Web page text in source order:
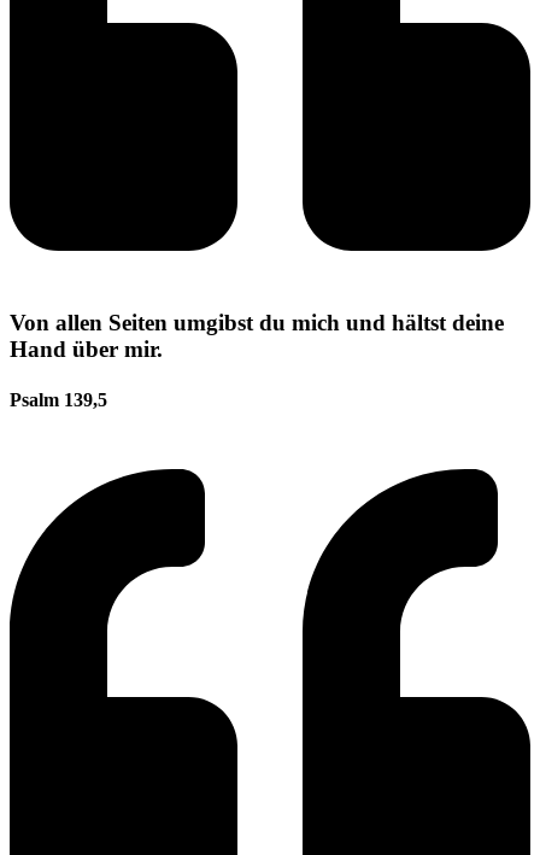
Von allen Seiten umgibst du mich und hältst deine
Hand über mir.
Psalm 139,5